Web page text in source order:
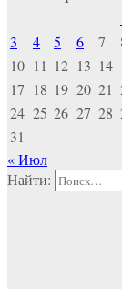
3
4 5 6 7
10 11 12 13 14
17 18 19 20 21
24 25 26 27 28
31
« Июл
Найти: